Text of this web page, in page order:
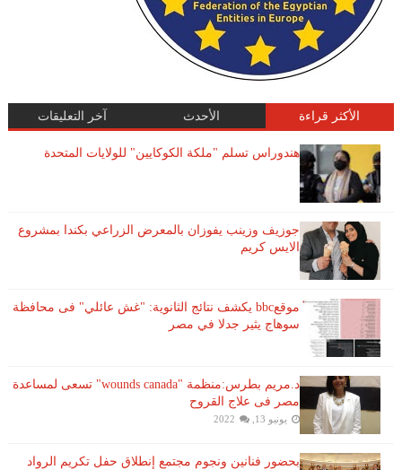
الأكثر قراءة الأحدث آخر التعليقات
هندوراس تسلم "ملكة الكوكايين" للولايات المتحدة
جوزيف وزينب يفوزان بالمعرض الزراعي بكندا بمشروع
الايس كريم
موقعbbc يكشف نتائج الثانوية: "غش عائلي" فى محافظة
سوهاج يثير جدلا في مصر
د.مريم بطرس:منظمة "wounds canada" تسعى لمساعدة
مصر فى علاج القروح
يونيو 13, 2022
بحضور فنانين ونجوم مجتمع إنطلاق حفل تكريم الرواد